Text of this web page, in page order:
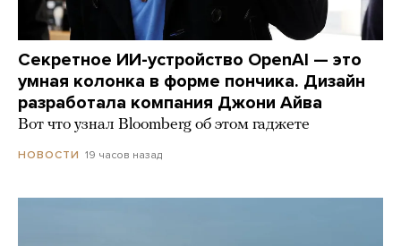
Секретное ИИ-устройство OpenAI — это
умная колонка в форме пончика. Дизайн
разработала компания Джони Айва
Вот что узнал Bloomberg об этом гаджете
НОВОСТИ 19 часов назад